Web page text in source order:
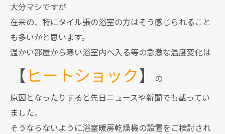
大分マシですが
在来の、特にタイル張の浴室の方はそう感じられること
も多いかと思います。
温かい部屋から寒い浴室内へ入る等の急激な温度変化は
【ヒートショック】
の
原因となったりすると先日ニュースや新聞でも載ってい
ました。
そうならないように浴室暖房乾燥機の設置をご検討され